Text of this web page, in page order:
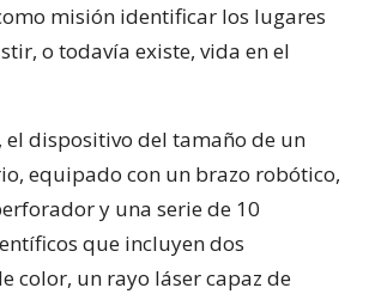
misión identificar los lugares
o todavía existe, vida en el
el dispositivo del tamaño de un
equipado con un brazo robótico,
y una serie de 10
que incluyen dos
color, un rayo láser capaz de